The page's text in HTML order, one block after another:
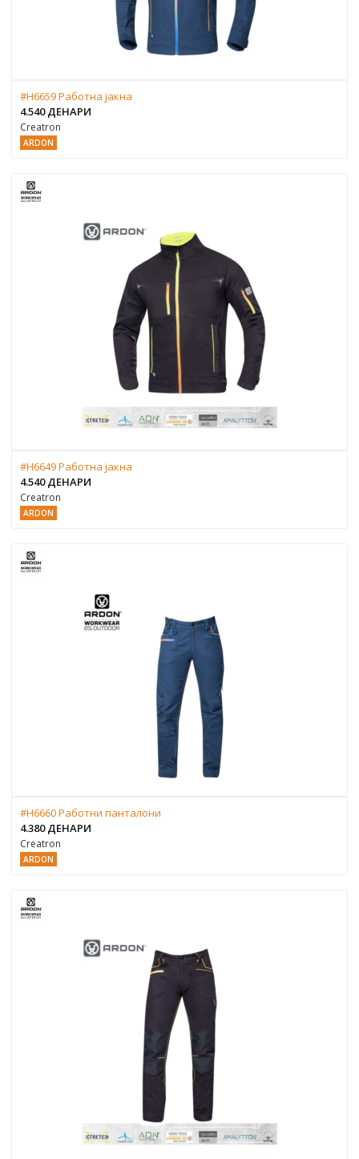
#H6659 Работна јакна
4.540 ДЕНАРИ
Creatron
ARDON
#H6649 Работна јакна
4.540 ДЕНАРИ
Creatron
ARDON
#H6660 Работни панталони
4.380 ДЕНАРИ
Creatron
ARDON